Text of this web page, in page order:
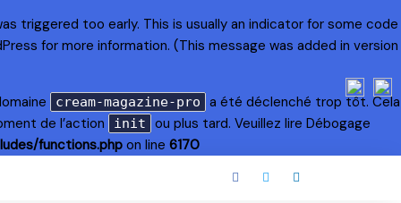
triggered too early. This is usually an indicator for some code
for more information. (This message was added in version
cream-magazine-pro
a été déclenché trop tôt. Cela
de l’action
init ou plus tard. Veuillez lire Débogage
functions.php on line 6170